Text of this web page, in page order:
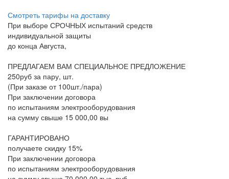
Смотреть тарифы на доставку
При выборе СРОЧНЫХ испытаний средств
индивидуальной защиты
до конца Августа,
ПРЕДЛАГАЕМ ВАМ СПЕЦИАЛЬНОЕ ПРЕДЛОЖЕНИЕ
250руб за пару, шт.
(При заказе от 100шт./пара)
При заключении договора
по испытаниям электрооборудования
на сумму свыше 15 000,00 вы
ГАРАНТИРОВАНО
получаете скидку 15%
При заключении договора
по испытаниям электрооборудования